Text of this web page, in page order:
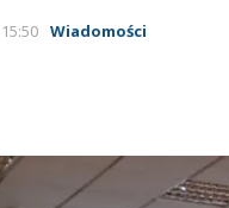
Wiadomości